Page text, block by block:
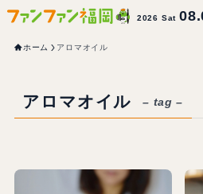
2026 Sat
ホーム アロマオイル
アロマオイル – tag –